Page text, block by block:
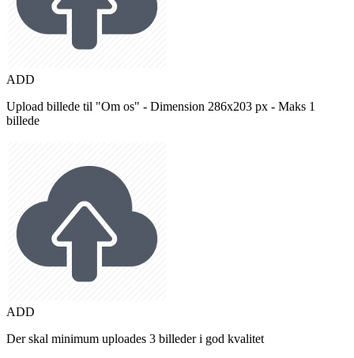
ADD
Upload billede til "Om os" - Dimension 286x203 px - Maks 1
billede
ADD
Der skal minimum uploades 3 billeder i god kvalitet